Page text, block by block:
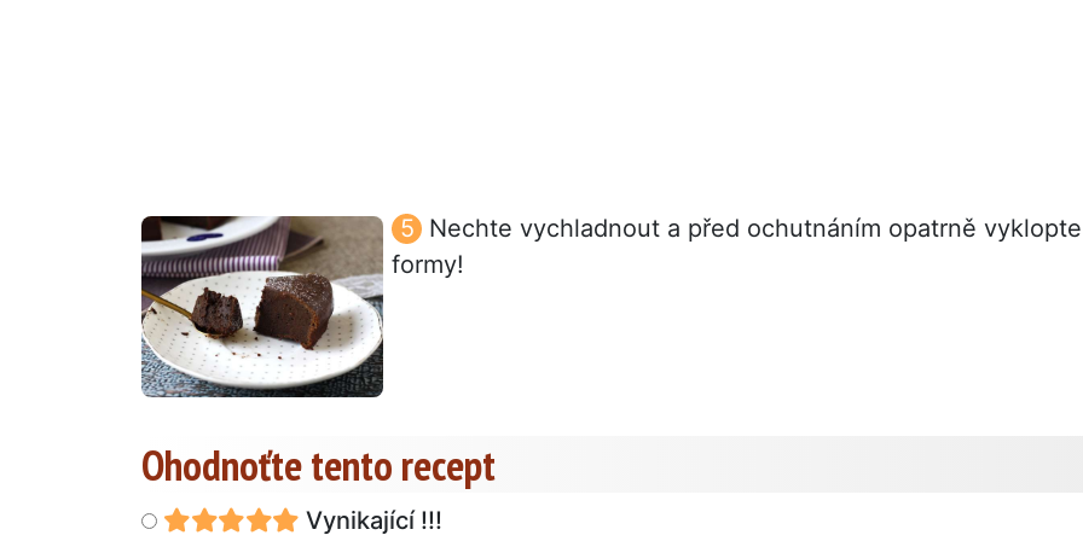
Nechte vychladnout a před ochutnáním opatrně
formy!
Ohodnoťte tento recept
Vynikající !!!